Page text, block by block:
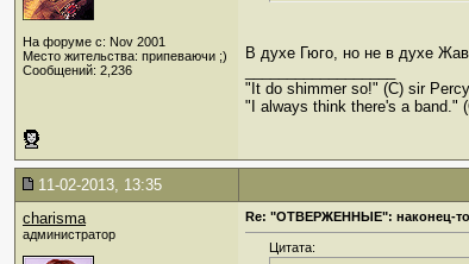
На форуме с: Nov 2001
Место жительства: припеваючи ;)
Сообщений: 2,236
В духе Гюго, но не в духе
"It do shimmer so!" (С) sir
"I always think there's a band."
11-02-2013, 13:35
charisma
администратор
Re: "ОТВЕРЖЕННЫЕ": наконец-
Цитата: